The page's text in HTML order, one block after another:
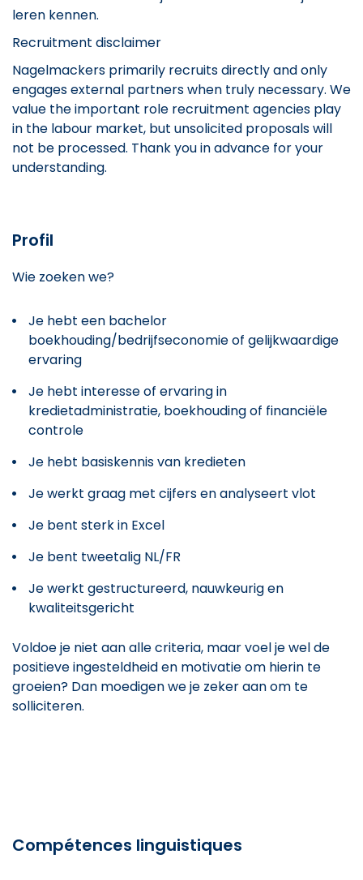
leren kennen.
Recruitment disclaimer
Nagelmackers primarily recruits directly and only
engages external partners when truly necessary. We
value the important role recruitment agencies play
in the labour market, but unsolicited proposals will
not be processed. Thank you in advance for your
understanding.
Profil
Wie zoeken we?
Je hebt een bachelor
boekhouding/bedrijfseconomie of gelijkwaardige
ervaring
Je hebt interesse of ervaring in
kredietadministratie, boekhouding of financiële
controle
Je hebt basiskennis van kredieten
Je werkt graag met cijfers en analyseert vlot
Je bent sterk in Excel
Je bent tweetalig NL/FR
Je werkt gestructureerd, nauwkeurig en
kwaliteitsgericht
Voldoe je niet aan alle criteria, maar voel je wel de
positieve ingesteldheid en motivatie om hierin te
groeien? Dan moedigen we je zeker aan om te
solliciteren.
Compétences linguistiques